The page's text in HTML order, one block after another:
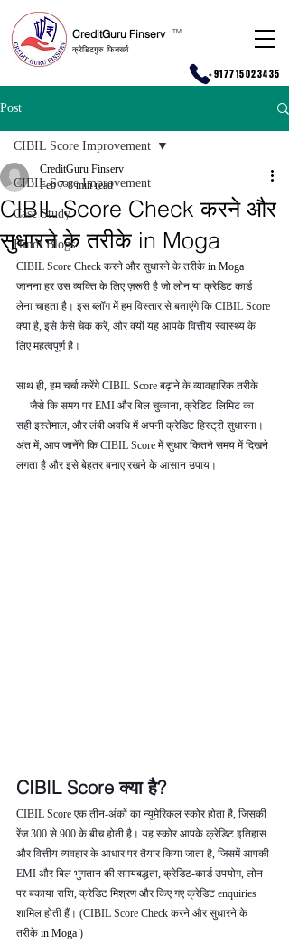
CreditGuru Finserv
क्रेडिटगुरु फिनसर्व
TM
+917715023435
Post
CIBIL Score Improvement
Case Study
Hindi Blogs
CIBIL Score Improvement
CIBIL Score Check करने और
सुधारने के तरीके in Moga
CreditGuru Finserv
Feb 7 8 min read
CIBIL Score Check करने और सुधारने के तरीके in Moga
जानना हर उस व्यक्ति के लिए ज़रूरी है जो लोन या क्रेडिट कार्ड
लेना चाहता है। इस ब्लॉग में हम विस्तार से बताएंगे कि CIBIL Score
क्या है, इसे कैसे चेक करें, और क्यों यह आपके वित्तीय स्वास्थ्य के
लिए महत्वपूर्ण है।
साथ ही, हम चर्चा करेंगे CIBIL Score बढ़ाने के व्यावहारिक तरीके
— जैसे कि समय पर EMI और बिल चुकाना, क्रेडिट‑लिमिट का
सही इस्तेमाल, और लंबी अवधि में अपनी क्रेडिट हिस्ट्री सुधारना।
अंत में, आप जानेंगे कि CIBIL Score में सुधार कितने समय में दिखने
लगता है और इसे बेहतर बनाए रखने के आसान उपाय।
CIBIL Score क्या है?
CIBIL Score एक तीन-अंकों का न्यूमेरिकल स्कोर होता है, जिसकी
रेंज 300 से 900 के बीच होती है। यह स्कोर आपके क्रेडिट इतिहास
और वित्तीय व्यवहार के आधार पर तैयार किया जाता है, जिसमें आपकी
EMI और बिल भुगतान की समयबद्धता, क्रेडिट-कार्ड उपयोग, लोन
पर बकाया राशि, क्रेडिट मिश्रण और किए गए क्रेडिट enquiries
शामिल होती हैं। (CIBIL Score Check करने और सुधारने के
तरीके in Moga )